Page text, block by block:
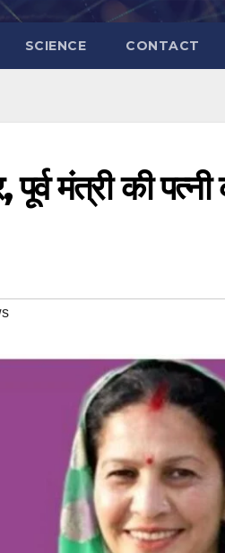
SCIENCE CONTACT
मंत्री की पत्नी